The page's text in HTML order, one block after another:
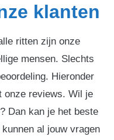
klanten
ritten zijn onze
mensen. Slechts
Hieronder
onze reviews. Wil je
Dan kan je het beste
al jouw vragen